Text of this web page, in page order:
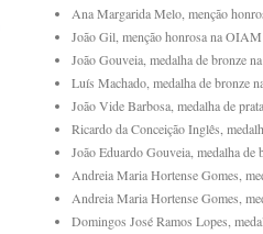
Ana Margarida Melo, menção
João Gil, menção honrosa na
João Gouveia, medalha de bronze
Luís Machado, medalha de bronze
João Vide Barbosa, medalha de
Ricardo da Conceição Inglês,
João Eduardo Gouveia, medalha
Andreia Maria Hortense Gomes,
Andreia Maria Hortense Gomes,
Domingos José Ramos Lopes,